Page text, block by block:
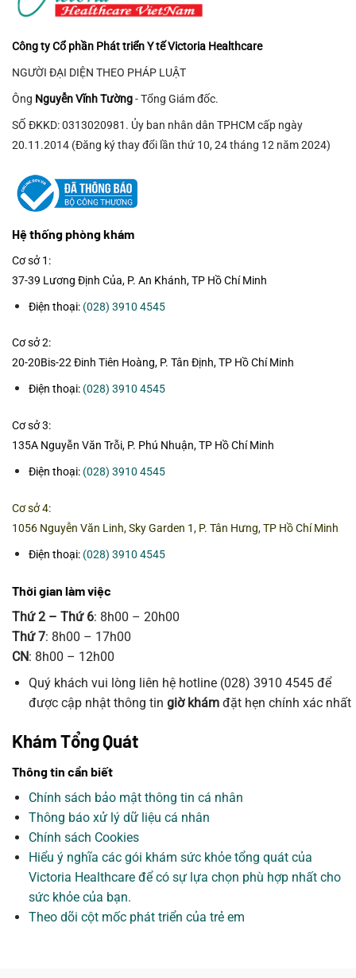
Công ty Cổ phần Phát triển Y tế Victoria Healthcare
NGƯỜI ĐẠI DIỆN THEO PHÁP LUẬT
Ông Nguyễn Vĩnh Tường- Tổng Giám đốc.
SỐ ĐKKD: 0313020981. Ủy ban nhân dân TPHCM cấp ngày
20.11.2014 (Đăng ký thay đổi lần thứ 10, 24 tháng 12 năm 2024)
Hệ thống phòng khám
Cơ sở 1:
37-39 Lương Định Của, P. An Khánh, TP Hồ Chí Minh
Điện thoại: (028) 3910 4545
Cơ sở 2:
20-20Bis-22 Đinh Tiên Hoàng, P. Tân Định, TP Hồ Chí Minh
Điện thoại: (028) 3910 4545
Cơ sở 3:
135A Nguyễn Văn Trỗi, P. Phú Nhuận, TP Hồ Chí Minh
Điện thoại: (028) 3910 4545
Cơ sở 4:
1056 Nguyễn Văn Linh, Sky Garden 1, P. Tân Hưng, TP Hồ Chí Minh
Điện thoại: (028) 3910 4545
Thời gian làm việc
Thứ 2 – Thứ 6: 8h00 – 20h00
Thứ 7: 8h00 – 17h00
CN: 8h00 – 12h00
Quý khách vui lòng liên hệ hotline (028) 3910 4545 để
được cập nhật thông tin giờ khámđặt hẹn chính xác nhất
Khám Tổng Quát
Thông tin cần biết
Chính sách bảo mật thông tin cá nhân
Thông báo xử lý dữ liệu cá nhân
Chính sách Cookies
Hiểu ý nghĩa các gói khám sức khỏe tổng quát của
Victoria Healthcare để có sự lựa chọn phù hợp nhất cho
sức khỏe của bạn.
Theo dõi cột mốc phát triển của trẻ em